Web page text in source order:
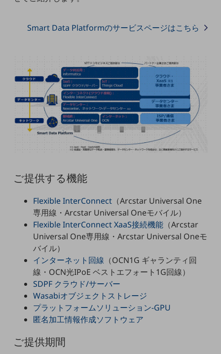
課題・ニーズで探すTOP
マーケティング
業務効率化
災害対策
職場環境整備
地域共創・地方創生
遠隔監視
自動化・省電化
人材不足解消
業種・業態で探す
業種・業態で探すTOP
一次産業
医療・介護
Smart Data Platformのサービスページはこちら
ご提供する機能
Flexible InterConnect （Arcstar Universal One
専用線・Arcstar Universal Oneモバイル）
Flexible InterConnect XaaS接続機能 （Arcstar
Universal One専用線・Arcstar Universal Oneモ
バイル）
インターネット回線 （OCN1G ギャランティ回
線・OCN光IPoE ベストエフォート1G回線）
SDPF クラウド/サーバー
Wasabiオブジェクトストレージ
プラットフォームソリューション-GPU
匿名加工情報作成ソフトウェア
ご提供期間